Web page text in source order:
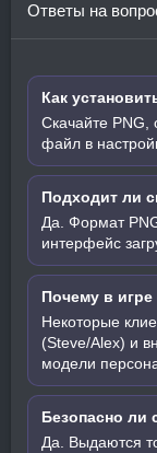
Ответы на
Как
Скачайте PNG,
файл в
Подходит ли
Да. Формат
интерфейс
Почему в
Некоторые
(Steve/Alex) и
модели
Безопасно ли
Да. Выдаются